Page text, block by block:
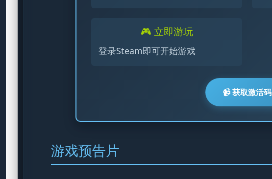
🎮 立即游玩
登录Steam即可开始游戏
📹 获取激活码
游戏预告片